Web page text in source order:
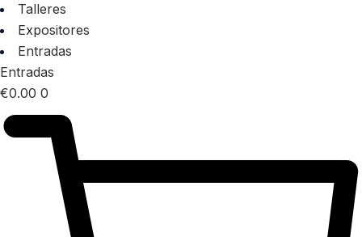
Talleres
Expositores
Entradas
Entradas
€0.00 0